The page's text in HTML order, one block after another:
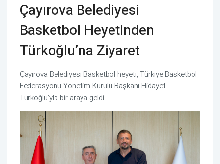
Çayırova Belediyesi
Basketbol Heyetinden
Türkoğlu’na Ziyaret
Çayırova Belediyesi Basketbol heyeti, Türkiye Basketbol
Federasyonu Yönetim Kurulu Başkanı Hidayet
Türkoğlu’yla bir araya geldi.